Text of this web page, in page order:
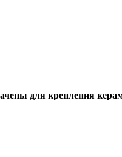
для крепления